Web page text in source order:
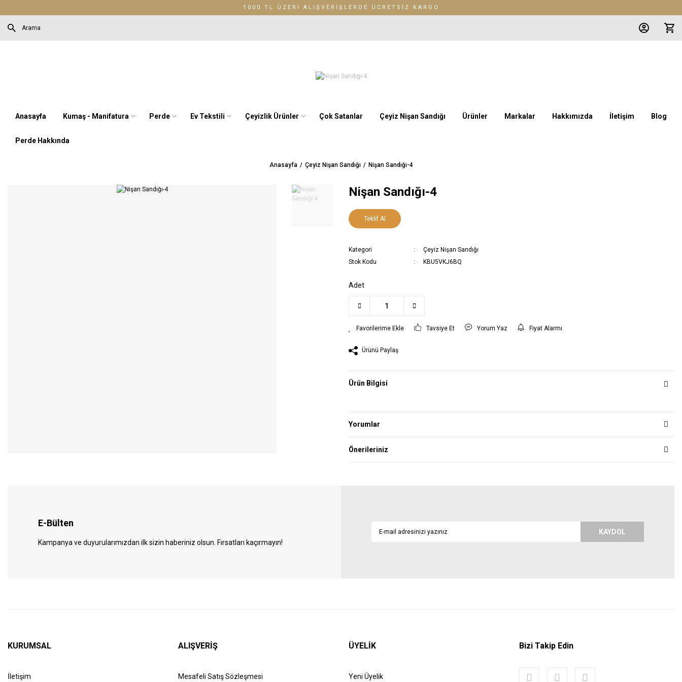
1000 TL ÜZERİ ALIŞVERİŞLERDE ÜCRETSİZ KARGO
Anasayfa Kumaş - Manifatura Perde Ev Tekstili Çeyizlik Ürünler Çok Satanlar Çeyiz Nişan Sandığı Ürünler Markalar Hakkımızda İletişim Blog
Perde Hakkında
Anasayfa Çeyiz Nişan Sandığı Nişan Sandığı-4
Nişan Sandığı-4
Teklif Al
Kategori
Çeyiz Nişan Sandığı
Stok Kodu
KBU5VKJ6BQ
Adet
Tavsiye Et Yorum Yaz Fiyat Alarmı
Ürünü Paylaş
Ürün Bilgisi
Yorumlar
Önerileriniz
E-Bülten
Kampanya ve duyurularımızdan ilk sizin haberiniz olsun. Fırsatları kaçırmayın!
KAYDOL
KURUMSAL
İletişim
ALIŞVERİŞ
Mesafeli Satış Sözleşmesi
ÜYELİK
Yeni Üyelik
Bizi Takip Edin